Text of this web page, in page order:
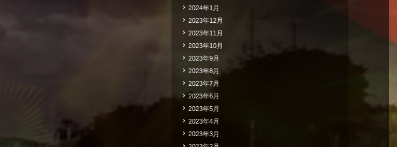
2024年1月
2023年12月
2023年11月
2023年10月
2023年9月
2023年8月
2023年7月
2023年6月
2023年5月
2023年4月
2023年3月